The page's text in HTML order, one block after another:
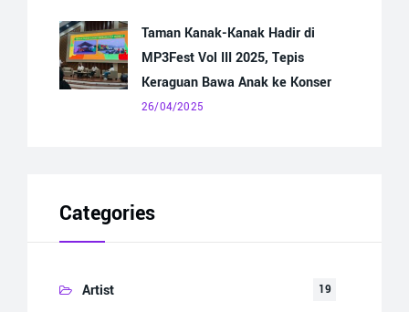
Taman Kanak-Kanak Hadir di
MP3Fest Vol III 2025, Tepis
Keraguan Bawa Anak ke Konser
26/04/2025
Categories
Artist 19